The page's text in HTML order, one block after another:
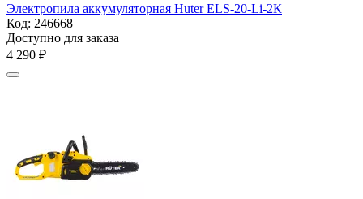
Электропила аккумуляторная Huter ELS-20-Li-2К
Код: 246668
Доступно для заказа
4 290 ₽